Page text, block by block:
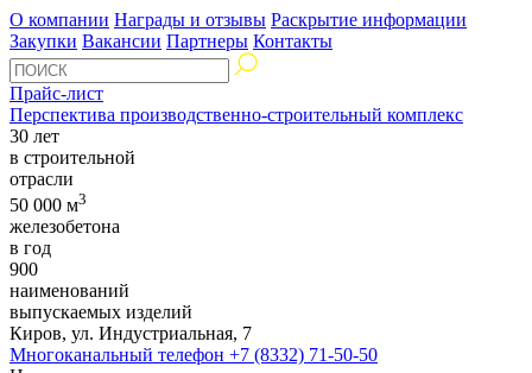
О компании Награды и отзывы Раскрытие информации
Закупки Вакансии Партнеры Контакты
Прайс-лист
Перспектива производственно-строительный комплекс
30 лет
в строительной
отрасли
50 000 м3
железобетона
в год
900
наименований
выпускаемых изделий
Киров, ул. Индустриальная, 7
Многоканальный телефон +7 (8332) 71-50-50